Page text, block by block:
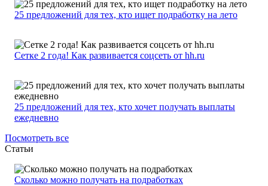
25 предложений для тех, кто ищет подработку на лето
Сетке 2 года! Как развивается соцсеть от hh.ru
25 предложений для тех, кто хочет получать выплаты
ежедневно
Посмотреть все
Статьи
Сколько можно получать на подработках